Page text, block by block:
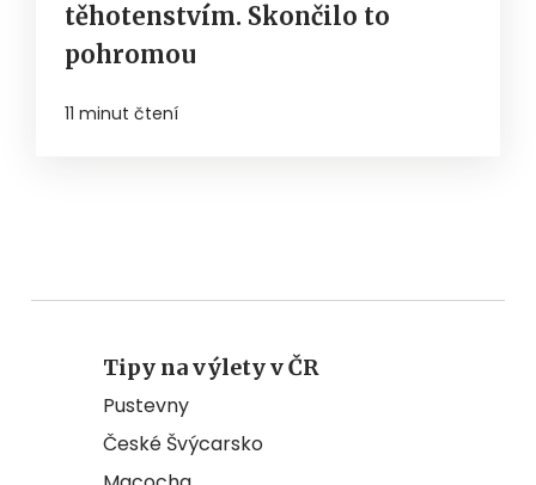
těhotenstvím. Skončilo to
pohromou
11 minut čtení
Tipy na výlety v ČR
Pustevny
České Švýcarsko